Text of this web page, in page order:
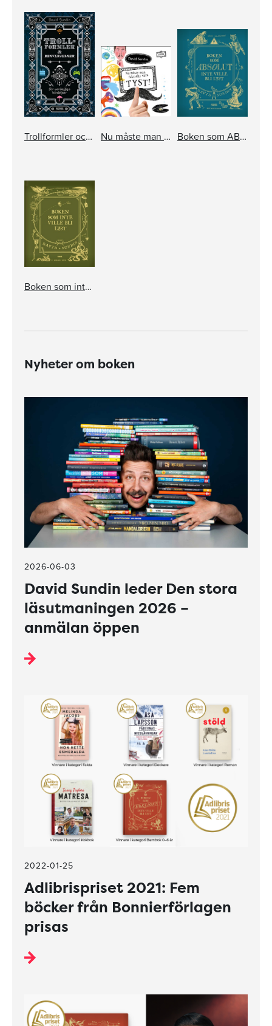
Trollformler och besvärjelser Nu måste man faktiskt vara TYST! Boken som ABSOLUT inte ville bli läst
Boken som inte ville bli läst
Nyheter om boken
2026-06-03
David Sundin leder Den stora
läsutmaningen 2026 –
anmälan öppen
2022-01-25
Adlibrispriset 2021: Fem
böcker från Bonnierförlagen
prisas